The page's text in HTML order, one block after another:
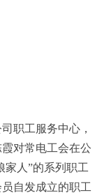
职工服务中心，
对常电工会在公
家人”的系列职工
自发成立的职工